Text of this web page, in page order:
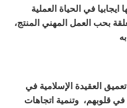
ايجابيا في الحياة العملية
بحب العمل المهني المنتج،
العقيدة الإسلامية في
قلوبهم، وتنمية اتجاهات